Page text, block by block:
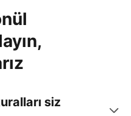
siz